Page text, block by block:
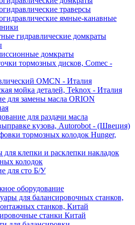
траверсы
ямные-канавные
гидравлические домкраты
домкраты
тормозных дисков, Comec -
OMCN - Италия
мойка деталей, Teknox - Италия
для замены масла ORION
для раздачи масла
кузова, Autorobot - (Швеция)
тормозных колодок Hunger,
для клепки и расклепки накладок
колодок
для сто Б/У
оборудование
для балансировочных станков,
станков, Китай
станки Китай